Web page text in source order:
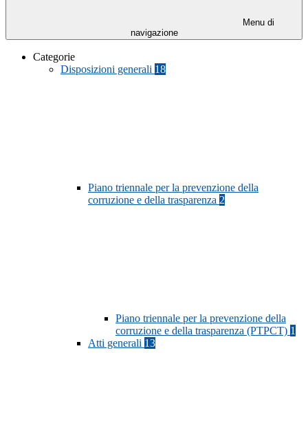
Menu di
navigazione
Categorie
Disposizioni generali 18
Piano triennale per la prevenzione della
corruzione e della trasparenza 2
Piano triennale per la prevenzione della
corruzione e della trasparenza (PTPCT) 1
Atti generali 13